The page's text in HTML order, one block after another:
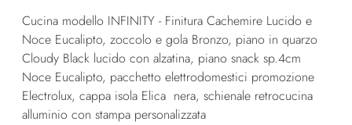
Cucina modello INFINITY - Finitura Cachemire Lucido e
Noce Eucalipto, zoccolo e gola Bronzo, piano in quarzo
Cloudy Black lucido con alzatina, piano snack sp.4cm
Noce Eucalipto, pacchetto elettrodomestici promozione
Electrolux, cappa isola Elica nera, schienale retrocucina
alluminio con stampa personalizzata